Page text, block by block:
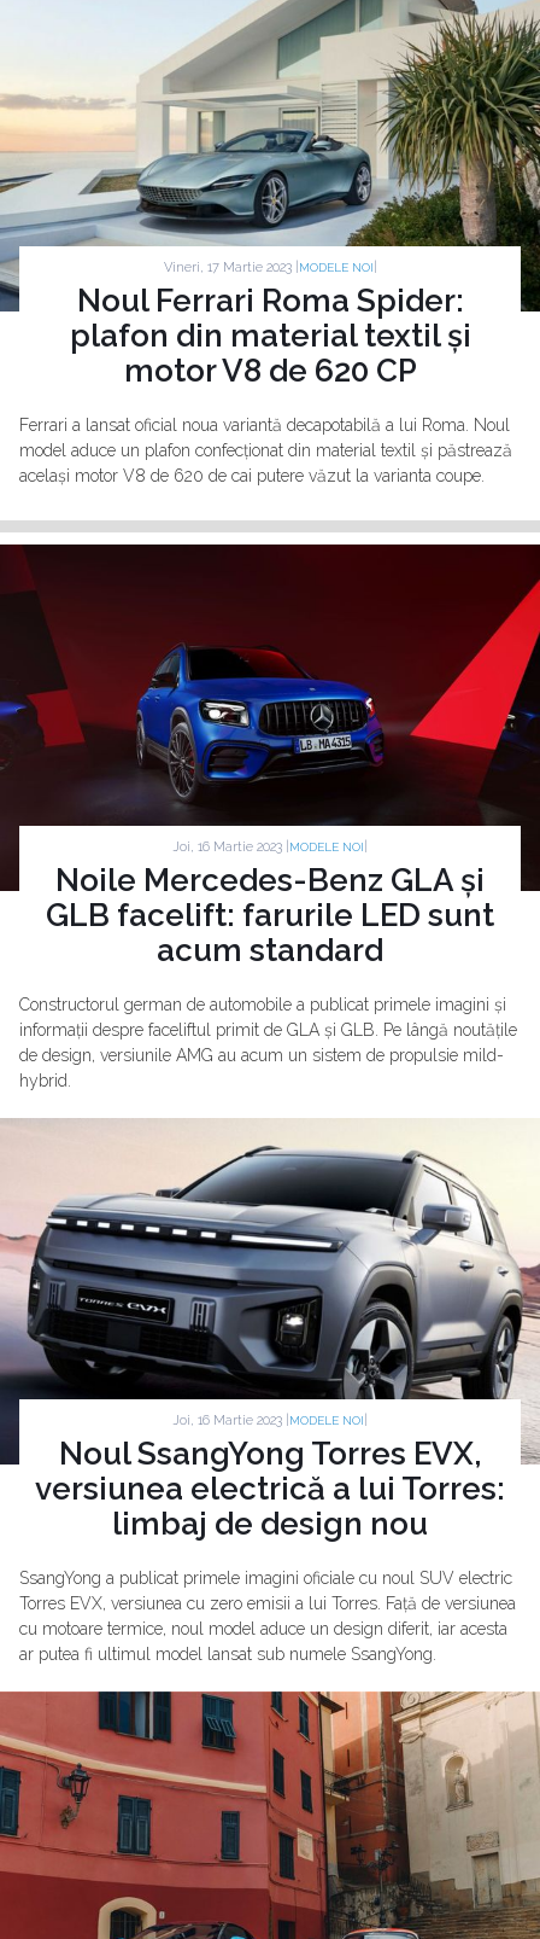
Vineri, 17 Martie 2023 | MODELE NOI
Noul Ferrari Roma Spider:
plafon din material textil și
motor V8 de 620 CP
Ferrari a lansat oficial noua variantă decapotabilă a lui Roma. Noul
model aduce un plafon confecționat din material textil și păstrează
același motor V8 de 620 de cai putere văzut la varianta coupe.
Joi, 16 Martie 2023 | MODELE NOI
Noile Mercedes-Benz GLA și
GLB facelift: farurile LED sunt
acum standard
Constructorul german de automobile a publicat primele imagini și
informații despre faceliftul primit de GLA și GLB. Pe lângă noutățile
de design, versiunile AMG au acum un sistem de propulsie mild-
hybrid.
Joi, 16 Martie 2023 | MODELE NOI
Noul SsangYong Torres EVX,
versiunea electrică a lui Torres:
limbaj de design nou
SsangYong a publicat primele imagini oficiale cu noul SUV electric
Torres EVX, versiunea cu zero emisii a lui Torres. Față de versiunea
cu motoare termice, noul model aduce un design diferit, iar acesta
ar putea fi ultimul model lansat sub numele SsangYong.